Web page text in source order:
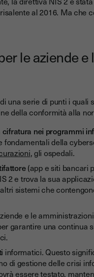
al 2016. Ma che
le aziende
una serie di punti i quali
della conformità alla
cifratura nei programmi
fondamentali della
, gli ospedali.
(app e siti bancari
2 e trova la sua
sistemi che
e le
garantire una continua
informatici. Questo
di gestione delle crisi
essere testato,